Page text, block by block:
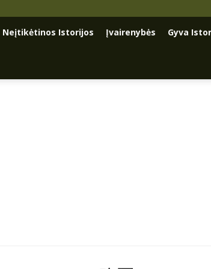
Neįtikėtinos Istorijos Įvairenybės Gyva